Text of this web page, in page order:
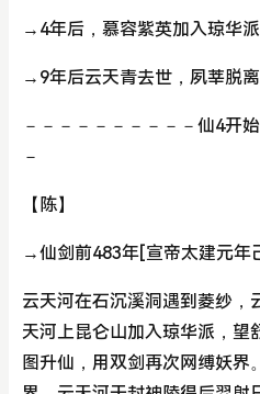
→4年后，慕容紫英加入琼华派
→9年后云天青去世，夙莘脱
－－－－－－－－－－仙4开
－
【陈】
→仙剑前483年[宣帝太建元年
云天河在石沉溪洞遇到菱纱，
天河上昆仑山加入琼华派，望
图升仙，用双剑再次网缚妖界